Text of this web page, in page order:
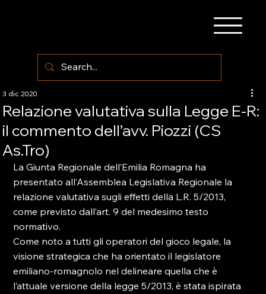
Relazione valutativa sulla Legge E-R:
il commento dell’avv. Piozzi (CS
As.Tro)
3 dic 2020
La Giunta Regionale dell’Emilia Romagna ha
presentato all’Assemblea Legislativa Regionale la
relazione valutativa sugli effetti della L.R. 5/2013,
come previsto dall’art. 9 del medesimo testo
normativo.
Come noto a tutti gli operatori del gioco legale, la
visione strategica che ha orientato il legislatore
emiliano-romagnolo nel delineare quella che è
l’attuale versione della legge 5/2013, è stata ispirata